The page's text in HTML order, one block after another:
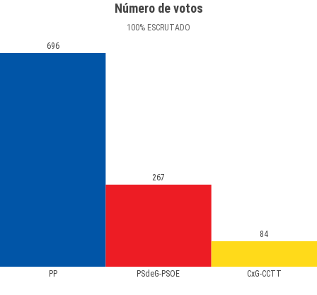
Número de votos
100% ESCRUTADO
PP PSdeG-PSOE CxG-CCTT
696
267
84